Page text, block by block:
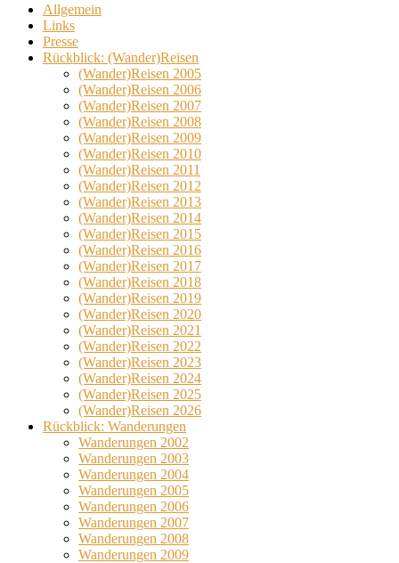
Allgemein
Links
Presse
Rückblick: (Wander)Reisen
(Wander)Reisen 2005
(Wander)Reisen 2006
(Wander)Reisen 2007
(Wander)Reisen 2008
(Wander)Reisen 2009
(Wander)Reisen 2010
(Wander)Reisen 2011
(Wander)Reisen 2012
(Wander)Reisen 2013
(Wander)Reisen 2014
(Wander)Reisen 2015
(Wander)Reisen 2016
(Wander)Reisen 2017
(Wander)Reisen 2018
(Wander)Reisen 2019
(Wander)Reisen 2020
(Wander)Reisen 2021
(Wander)Reisen 2022
(Wander)Reisen 2023
(Wander)Reisen 2024
(Wander)Reisen 2025
(Wander)Reisen 2026
Rückblick: Wanderungen
Wanderungen 2002
Wanderungen 2003
Wanderungen 2004
Wanderungen 2005
Wanderungen 2006
Wanderungen 2007
Wanderungen 2008
Wanderungen 2009